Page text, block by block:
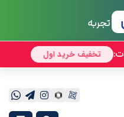
تجربه